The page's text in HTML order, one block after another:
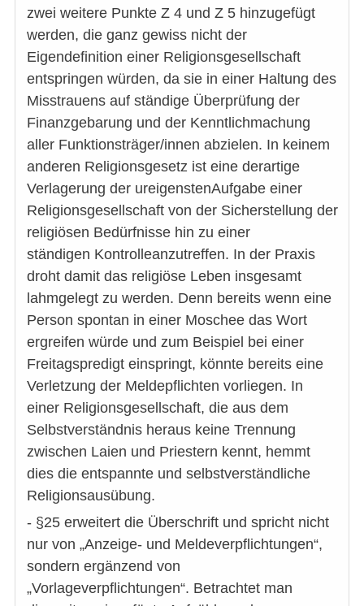
zwei weitere Punkte Z 4 und Z 5 hinzugefügt
werden, die ganz gewiss nicht der
Eigendefinition einer Religionsgesellschaft
entspringen würden, da sie in einer Haltung des
Misstrauens auf ständige Überprüfung der
Finanzgebarung und der Kenntlichmachung
aller Funktionsträger/innen abzielen. In keinem
anderen Religionsgesetz ist eine derartige
Verlagerung der ureigenstenAufgabe einer
Religionsgesellschaft von der Sicherstellung der
religiösen Bedürfnisse hin zu einer
ständigen Kontrolleanzutreffen. In der Praxis
droht damit das religiöse Leben insgesamt
lahmgelegt zu werden. Denn bereits wenn eine
Person spontan in einer Moschee das Wort
ergreifen würde und zum Beispiel bei einer
Freitagspredigt einspringt, könnte bereits eine
Verletzung der Meldepflichten vorliegen. In
einer Religionsgesellschaft, die aus dem
Selbstverständnis heraus keine Trennung
zwischen Laien und Priestern kennt, hemmt
dies die entspannte und selbstverständliche
Religionsausübung.
- §25 erweitert die Überschrift und spricht nicht
nur von „Anzeige- und Meldeverpflichtungen“,
sondern ergänzend von
„Vorlageverpflichtungen“. Betrachtet man